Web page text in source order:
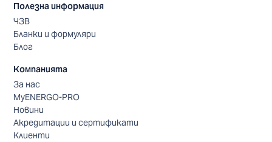
Полезна информация
ЧЗВ
Бланки и формуляри
Блог
Компанията
За нас
MyENERGO-PRO
Новини
Акредитации и сертификати
Клиенти